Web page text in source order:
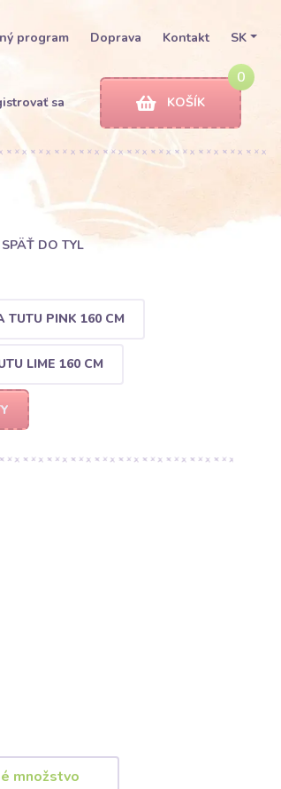
program Doprava Kontakt SK
sa
0
KOŠÍK
SPÄŤ DO TYL
TUTU PINK 160 CM
LIME 160 CM